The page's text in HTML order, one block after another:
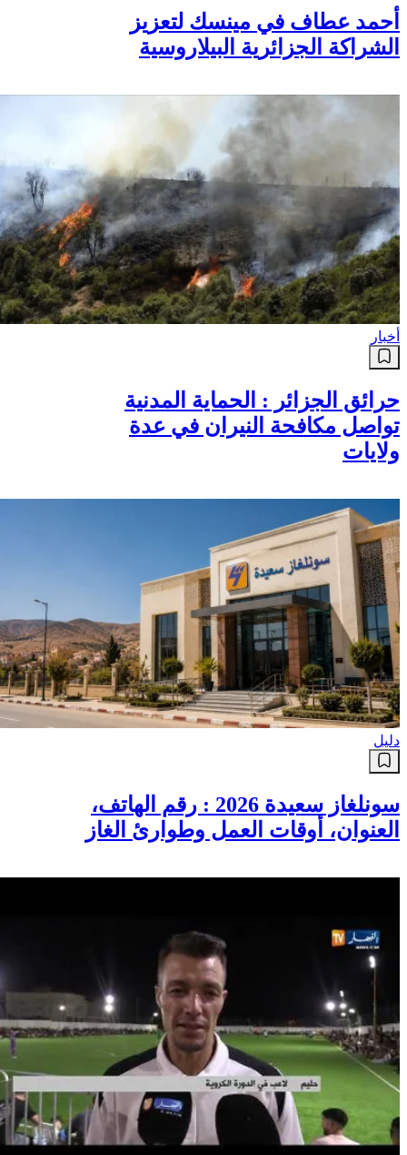
أحمد عطاف في مينسك لتعزيز
الشراكة الجزائرية البيلاروسية
أخبار
حرائق الجزائر : الحماية المدنية
تواصل مكافحة النيران في عدة
ولايات
دليل
سونلغاز سعيدة 2026 : رقم الهاتف،
العنوان، أوقات العمل وطوارئ الغاز